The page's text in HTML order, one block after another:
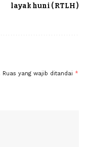
layak huni ( RTLH )
Ruas yang wajib ditandai *